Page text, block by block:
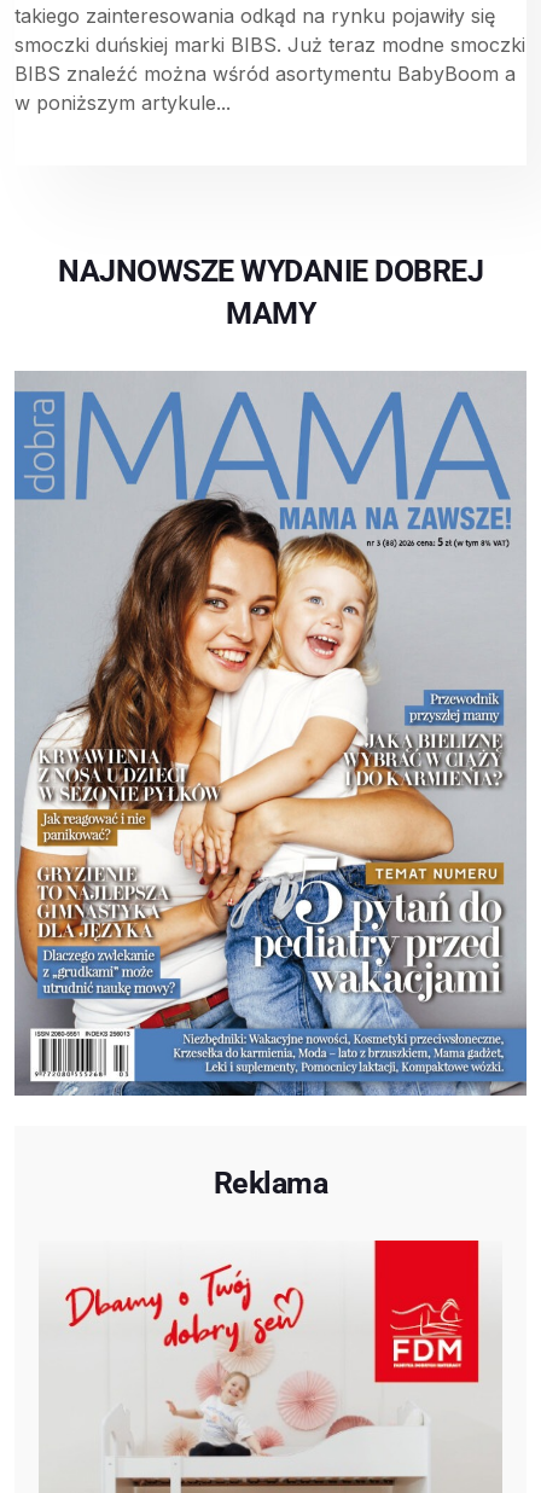
takiego zainteresowania odkąd na rynku pojawiły się
smoczki duńskiej marki BIBS. Już teraz modne smoczki
BIBS znaleźć można wśród asortymentu BabyBoom a
w poniższym artykule...
NAJNOWSZE WYDANIE DOBREJ
MAMY
Reklama